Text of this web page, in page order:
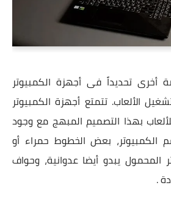
أخرى تحديداً فى أجهزة الكمبيوتر
الألعاب. تتمتع أجهزة الكمبيوتر
بهذا التصميم المبهج مع وجود
بعض الخطوط حمراء أو
المحمول يبدو أيضا عدوانية، وحواف
.